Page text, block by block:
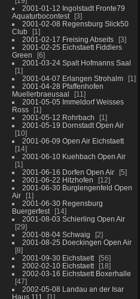
2001-01-12 Ingolstadt Fronte79
Aquaturbocontest
3
2001-02-08 Regensburg Slick50
Club
1
2001-02-17 Freising Abseits
3
2001-02-25 Eichstaett Fiddlers
Green
6
2001-03-24 Spalt Hofmanns Saal
1
2001-04-07 Erlangen Strohalm
1
2001-04-28 Pfaffenhofen
Muellerbraeusaal
11
2001-05-05 Immeldorf Weisses
Ross
1
2001-05-12 Rohrbach
1
2001-05-19 Dornstadt Open Air
10
2001-06-09 Open Air Eichstaett
14
2001-06-10 Kuehbach Open Air
1
2001-06-16 Dorfen Open Air
5
2001-06-22 Hitzhofen
12
2001-06-30 Burglengenfeld Open
Air
1
2001-06-30 Regensburg
Buergerfest
14
2001-08-03 Schierling Open Air
29
2001-08-04 Schwaig
2
2001-08-25 Doeckingen Open Air
8
2001-09-30 Eichstaett
56
2002-02-10 Eichstaett
18
2002-03-16 Eichstaett Boxerhalle
47
2002-05-08 Landau an der Isar
Haus 111
1